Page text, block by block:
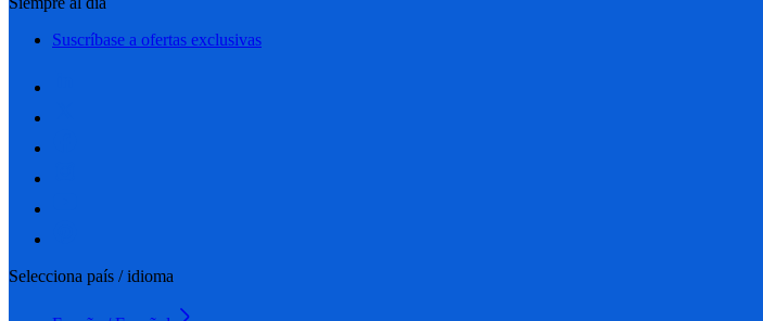
Suscríbase a ofertas exclusivas
Selecciona país / idioma